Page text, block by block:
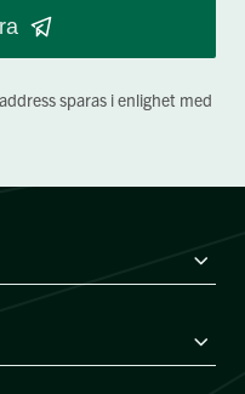
sparas i enlighet med